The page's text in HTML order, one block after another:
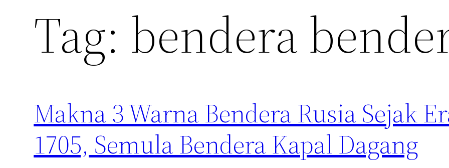
Tag: bendera
Makna 3 Warna Bendera Rusia Sejak
1705, Semula Bendera Kapal Dagang